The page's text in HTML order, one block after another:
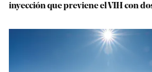
inyección que previene el VIH con